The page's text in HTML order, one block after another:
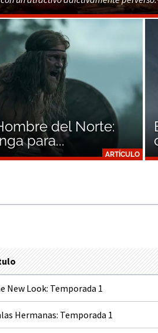
ARTÍCULO
del Norte:
para...
New Look: Temporada 1
Hermanas: Temporada 1